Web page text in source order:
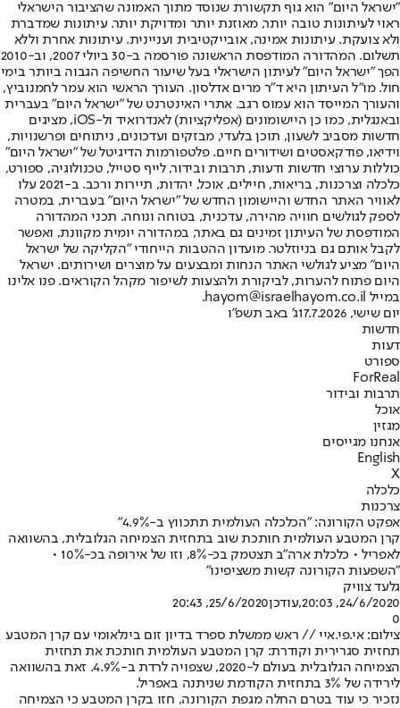
"ישראל היום" הוא גוף תקשורת שנוסד מתוך האמונה שהציבור הישראלי
ראוי לעיתונות טובה יותר, מאוזנת יותר ומדויקת יותר. עיתונות שמדברת
ולא צועקת. עיתונות אמינה, אובייקטיבית ועניינית. עיתונות אחרת וללא
תשלום. המהדורה המודפסת הראשונה פורסמה ב-30 ביולי 2007, וב-2010
הפך "ישראל היום" לעיתון הישראלי בעל שיעור החשיפה הגבוה ביותר בימי
חול. מו"ל העיתון היא ד"ר מרים אדלסון. העורך הראשי הוא עמר לחמנוביץ,
והעורך המייסד הוא עמוס רגב. אתרי האינטרנט של "ישראל היום" בעברית
ובאנגלית, כמו כן היישומונים (אפליקציות) לאנדרואיד ול-iOS, מציגים
חדשות מסביב לשעון, תוכן בלעדי, מבזקים ועדכונים, ניתוחים ופרשנויות,
וידיאו, פודקאסטים ושידורים חיים. פלטפורמות הדיגיטל של "ישראל היום"
כוללות ערוצי חדשות ודעות, תרבות ובידור, לייף סטייל, טכנולוגיה, ספורט,
כלכלה וצרכנות, בריאות, חיילים, אוכל, יהדות, תיירות ורכב. ב-2021 עלו
לאוויר האתר החדש והיישומון החדש של "ישראל היום" בעברית, במטרה
לספק לגולשים חוויה מהירה, עדכנית, בטוחה ונוחה. תכני המהדורה
המודפסת של העיתון זמינים גם באתר, במהדורה יומית מקוונת, ואפשר
לקבל אותם גם בניוזלטר. מועדון ההטבות הייחודי "הקליקה של ישראל
היום" מציע לגולשי האתר הנחות ומבצעים על מוצרים ושירותים. ישראל
היום פתוח להערות, לביקורת ולהצעות לשיפור מקהל הקוראים. פנו אלינו
במייל hayom@israelhayom.co.il.
יום שישי, 17.7.2026
ג' באב תשפ"ו
חדשות
דעות
ספורט
ForReal
תרבות ובידור
אוכל
מגזין
אנחנו מגייסים
English
X
כלכלה
צרכנות
אפקט הקורונה: "הכלכלה העולמית תתכווץ ב-4.9%"
קרן המטבע העולמית חותכת שוב בתחזית הצמיחה הגלובלית, בהשוואה
לאפריל • כלכלת ארה"ב תצטמק בכ-8%, וזו של אירופה בכ-10% •
"השפעות הקורונה קשות משציפינו"
גלעד צוויק
24/6/2020, 20:03
,עודכן25/6/2020, 20:43
0
צילום: אי.פי.איי // ראש ממשלת ספרד בדיון זום בינלאומי עם קרן המטבע
תחזית סגרירית וקודרת: קרן המטבע העולמית חותכת את תחזית
הצמיחה הגלובלית בעולם ל-2020, שצפויה לרדת ב-4.9%. זאת בהשוואה
לירידה של 3% בתחזית הקודמת שניתנה באפריל.
נזכיר כי עוד בטרם החלה מגפת הקורונה, חזו בקרן המטבע כי הצמיחה